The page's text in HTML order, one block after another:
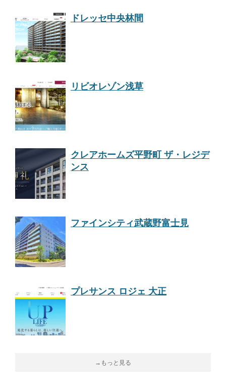
ドレッセ中央林間
リビオレゾン浅草
クレアホームズ平野町 ザ・レジデ
ンス
ファインシティ武蔵野富士見
プレサンス ロジェ 大正
→もっと見る